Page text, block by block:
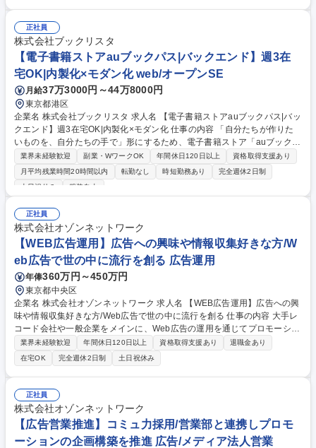
る各種開発プロセスの遂行■AWSなどクラウド環境を活用したインフラ設
計や構築の補助■AIツールを主体的に導入したシステム開発プロセスの効
率化■各部門や他チームと連携した円滑なコミュニケーションの推進 募集
職種 【Webアプリエンジニア】週3～4リモート/音楽×ITの先駆者/月残業1
3H/東証上場
正社員
株式会社ブックリスタ
【電子書籍ストアauブックパス|バックエンド】週3在
宅OK|内製化×モダン化 web/オープンSE
月給37万3000円～44万8000円
東京都港区
企業名 株式会社ブックリスタ 求人名 【電子書籍ストアauブックパス|バッ
クエンド】週3在宅OK|内製化×モダン化 仕事の内容 「自分たちが作りた
いものを、自分たちの手で」形にするため、電子書籍ストア「auブックパ
ス」のバックエンド内製化と、レガシーな殻を破るモダン化をリードして
いただきます。 2026年を「技術革新の1年」と定め、外部ベンダー依存か
ら脱却した爆速な開発サイクルを自社チームで構築するのがミッションで
将来のスケーラビリティを見据えたリファクタリングや、AWSの最適化、
新技術への移行を推進いただきます。エンジニアの視点で新機能を企画・
提案し、ユーザー体験を劇的に向上させる攻めの開発を期待しています。
募集職種 【電子書籍ストアauブックパス|バックエンド】週3在宅OK|内製
化×モダン化
業界未経験歓迎 副業・WワークOK 年間休日120日以上
資格取得支援あり
月平均残業時間20時間以内
転勤なし 時短勤務あり
完全週休2日制
土日祝休み
服装自由
正社員
株式会社オゾンネットワーク
【WEB広告運用】広告への興味や情報収集好きな方/W
eb広告で世の中に流行を創る 広告運用
年俸360万円～450万円
東京都中央区
企業名 株式会社オゾンネットワーク 求人名 【WEB広告運用】広告への興
味や情報収集好きな方/Web広告で世の中に流行を創る 仕事の内容 大手レ
コード会社や一般企業をメインに、Web広告の運用を通じてプロモーショ
ンを形にする仕事です。 LP制作の相談から計測設定、入稿・出稿まで一
貫して担当。ユーザーがアーティストや商品に触れる「最初のきっかけ」
を作る手応えがあります。レポート作成は単なる作業ではありません。数
字の裏側にある熱量を分析し、ヒットの要因を検証します。あなたの気づ
きが、次なるプロモーションの成否を分ける鍵となります。★未経験から
スタートした社員が多い環境です★https://www.ozone-network.co.jp/recr
uiting/ 募集職種 【WEB広告運用】広告への興味や情報収集好きな方/Web
広告で世の中に流行を創る
業界未経験歓迎 年間休日120日以上 資格取得支援あり
退職金あり
在宅OK
完全週休2日制 土日祝休み
正社員
株式会社オゾンネットワーク
【広告営業推進】コミュ力採用/営業部と連携しプロモ
ーションの企画構築を推進 広告/メディア法人営業